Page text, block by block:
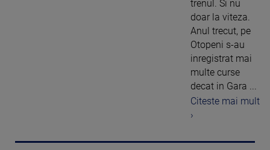
trenul. Si nu
doar la viteza.
Anul trecut, pe
Otopeni s-au
inregistrat mai
multe curse
decat in Gara ...
Citeste mai mult
›